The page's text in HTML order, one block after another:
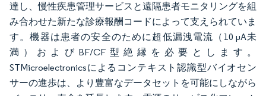
達し、慢性疾患管理サービスと遠隔患者モニタリングを組
み合わせた新たな診療報酬コードによって支えられていま
す。機器は患者の安全のために超低漏洩電流（10 µA未
満）およびBF/CF型絶縁を必要とします。
STMicroelectronicsによるコンテキスト認識型バイオセン
サーの進歩は、より豊富なデータセットを可能にしながら